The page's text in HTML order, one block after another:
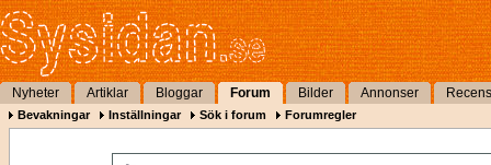
Nyheter Artiklar Bloggar Forum Bilder Annonser
Bevakningar Inställningar Sök i forum Forumregler